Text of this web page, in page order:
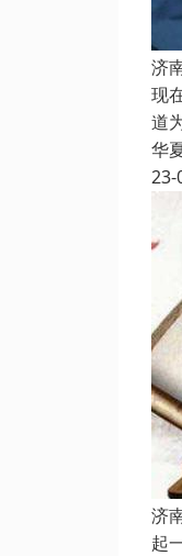
济
现
道
华
23-
济
起